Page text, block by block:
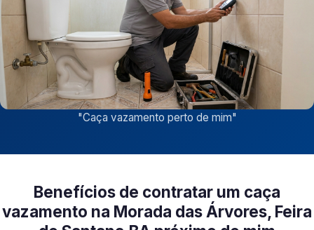
"Caça vazamento perto de mim"
Benefícios de contratar um caça
vazamento na Morada das Árvores, Feira